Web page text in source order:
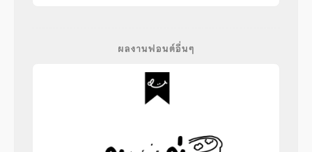
ผลงานฟอนต์อื่นๆ